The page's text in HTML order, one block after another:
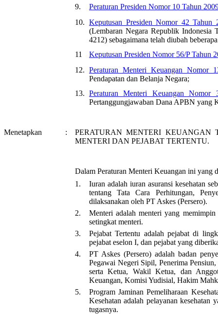
9.
Peraturan Presiden Nomor 10 Tahun
10. Keputusan Presiden Nomor 42 Tahun
(Lembaran Negara Republik Indonesia
4212) sebagaimana telah diubah
11
Keputusan Presiden Nomor 56/P Tahun
12. Peraturan Menteri Keuangan Nomor
Pendapatan dan Belanja Negara;
13. Peraturan Menteri Keuangan Nomor
Pertanggungjawaban Dana APBN yang
Menetapkan :
PERATURAN MENTERI KEUANGAN
MENTERI DAN PEJABAT TERTENTU.
Dalam Peraturan Menteri Keuangan ini yang
1.
Iuran adalah iuran asuransi kesehatan
tentang Tata Cara Perhitungan,
dilaksanakan oleh PT Askes (Persero).
2.
Menteri adalah menteri yang
setingkat menteri.
3.
Pejabat Tertentu adalah pejabat di
pejabat eselon I, dan pejabat yang
4.
PT Askes (Persero) adalah badan
Pegawai Negeri Sipil, Penerima
serta Ketua, Wakil Ketua, dan
Keuangan, Komisi Yudisial, Hakim
5.
Program Jaminan Pemeliharaan
Kesehatan adalah pelayanan kesehatan
tugasnya.